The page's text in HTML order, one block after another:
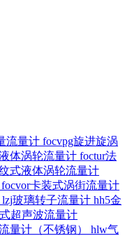
流量计 focvpg旋进旋涡
体涡轮流量计 foctur法
式液体涡轮流量计
focvor卡装式涡街流量计
lzj玻璃转子流量计 hh5金
超声波流量计
量计（不锈钢） hlw气